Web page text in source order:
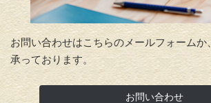
お問い合わせはこちらのメールフォームか
承っております。
お問い合わせ